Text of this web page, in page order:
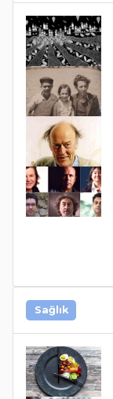
Sağlık